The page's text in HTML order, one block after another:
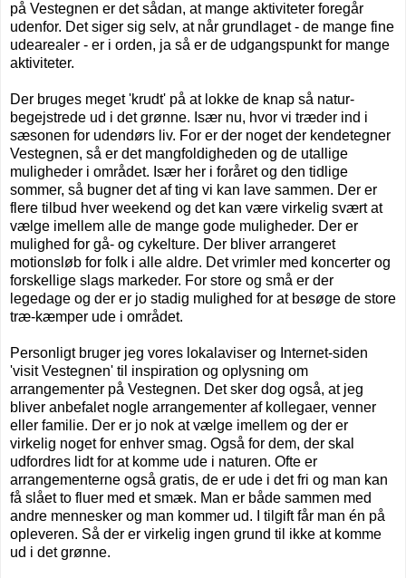
på Vestegnen er det sådan, at mange aktiviteter foregår
udenfor. Det siger sig selv, at når grundlaget - de mange fine
udearealer - er i orden, ja så er de udgangspunkt for mange
aktiviteter.
Der bruges meget 'krudt' på at lokke de knap så natur-
begejstrede ud i det grønne. Især nu, hvor vi træder ind i
sæsonen for udendørs liv. For er der noget der kendetegner
Vestegnen, så er det mangfoldigheden og de utallige
muligheder i området. Især her i foråret og den tidlige
sommer, så bugner det af ting vi kan lave sammen. Der er
flere tilbud hver weekend og det kan være virkelig svært at
vælge imellem alle de mange gode muligheder. Der er
mulighed for gå- og cykelture. Der bliver arrangeret
motionsløb for folk i alle aldre. Det vrimler med koncerter og
forskellige slags markeder. For store og små er der
legedage og der er jo stadig mulighed for at besøge de store
træ-kæmper ude i området.
Personligt bruger jeg vores lokalaviser og Internet-siden
'visit Vestegnen' til inspiration og oplysning om
arrangementer på Vestegnen. Det sker dog også, at jeg
bliver anbefalet nogle arrangementer af kollegaer, venner
eller familie. Der er jo nok at vælge imellem og der er
virkelig noget for enhver smag. Også for dem, der skal
udfordres lidt for at komme ude i naturen. Ofte er
arrangementerne også gratis, de er ude i det fri og man kan
få slået to fluer med et smæk. Man er både sammen med
andre mennesker og man kommer ud. I tilgift får man én på
opleveren. Så der er virkelig ingen grund til ikke at komme
ud i det grønne.